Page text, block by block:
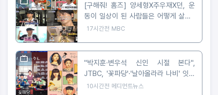
[구해줘! 홈즈] 양세형X주우재X던, 운
동이 일상이 된 사람들은 어떻게 살까?
'운동세권' 임장 특집!
17시간전 MBC
"박지훈·변우석 신인 시절 본다",
JTBC, '꽃파당'·'날아올라라 나비' 잇따
라 편성
10시간전 메디먼트뉴스